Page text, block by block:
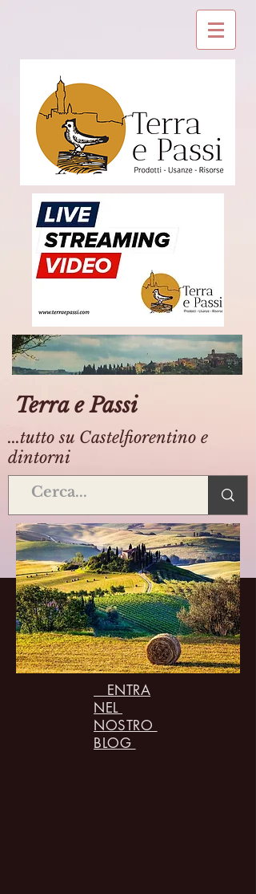
Terra e Passi
...tutto su Castelfiorentino e
dintorni
ENTRA
NEL
NOSTRO
BLOG